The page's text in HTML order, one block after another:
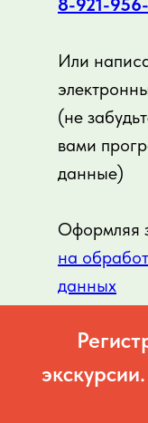
8-921-
Или
(не
вами
данные)
Оформляя
на
данных
экскурсии.